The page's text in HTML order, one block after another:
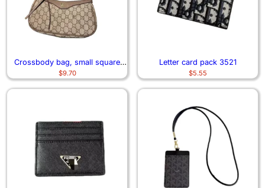
Crossbody bag, small square
bag 6746
$9.70
Letter card pack 3521
$5.55